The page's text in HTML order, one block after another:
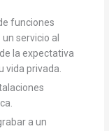
funciones
servicio al
la expectativa
vida privada.
a un